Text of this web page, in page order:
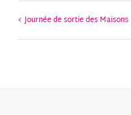
Journée de sortie des Maisons